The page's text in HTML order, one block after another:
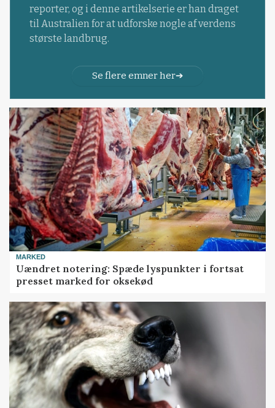
reporter, og i denne artikelserie er han draget
til Australien for at udforske nogle af verdens
største landbrug.
Se flere emner her
MARKED
Uændret notering: Spæde lyspunkter i fortsat
presset marked for oksekød